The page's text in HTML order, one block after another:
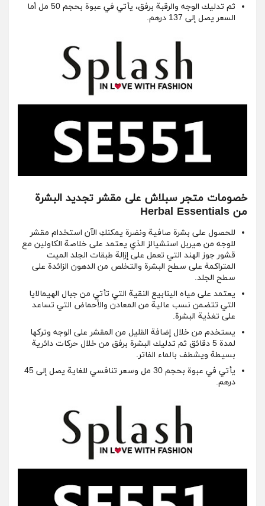
ثم تدليك الوجه والرقبة برفق، يأتي في عبوة بحجم 50 مل أما
السعر يصل إلى 137 درهم.
خصومات متجر سبلاش على مقشر تجديد البشرة
من Herbal Essentials
للحصول على بشرة صافية ونضرة يمكنكِ الآن استخدام مقشر
للوجه من هيربل اسنشيالز الذي يعتمد على خلاصة الكاولين مع
قشور جوز الهند التي تعمل على إزالة طبقات الجلد الميت
المتراكمة على سطح البشرة والتخلص من الدهون الزائدة على
سطح الجلد.
يعتمد على مياه الينابيع النقية التي تأتي من جبال الهيمالايا
التي تتضمن نسب عالية من المعادن والأحماض التي تساعد
على تغذية البشرة.
يستخدم من خلال إضافة القليل من المقشر على الوجه وتركها
لمدة 5 دقائق ثم تدليك البشرة برفق من خلال حركات دائرية
بسيطة ويشطف بالماء الفاتر.
يأتي في عبوة بحجم 30 مل وسعر تنافسي للغاية يصل إلى 45
درهم.